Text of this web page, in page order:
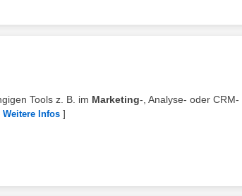
Tools z. B. im Marketing-, Analyse- oder CRM-
Weitere Infos ]